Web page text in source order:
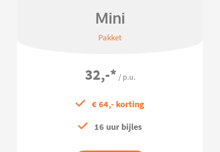
Mini
Pakket
32,-* / p.u.
€ 64,- korting
16 uur bijles